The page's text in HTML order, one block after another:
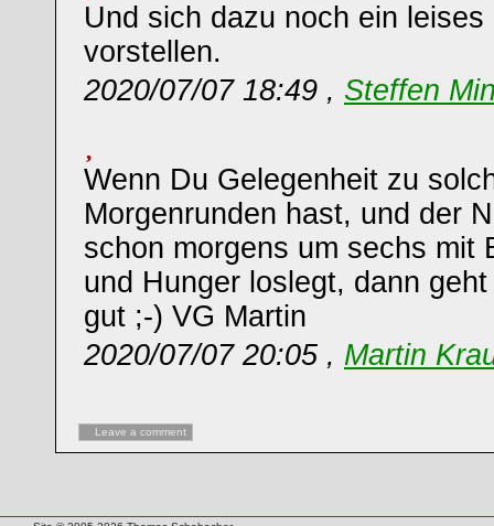
Und sich dazu noch ein leises
vorstellen.
2020/07/07 18:49 , Steffen
Wenn Du Gelegenheit zu
Morgenrunden hast, und der
schon morgens um sechs mit
und Hunger loslegt, dann
gut ;-) VG Martin
2020/07/07 20:05 , Martin
Leave a comment